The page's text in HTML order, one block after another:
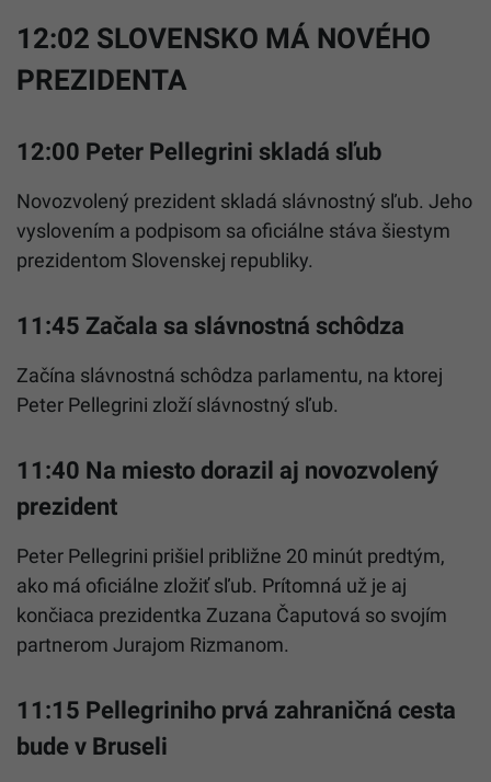
12:02 SLOVENSKO MÁ NOVÉHO
PREZIDENTA
12:00 Peter Pellegrini skladá sľub
Novozvolený prezident skladá slávnostný sľub. Jeho
vyslovením a podpisom sa oficiálne stáva šiestym
prezidentom Slovenskej republiky.
11:45 Začala sa slávnostná schôdza
Začína slávnostná schôdza parlamentu, na ktorej
Peter Pellegrini zloží slávnostný sľub.
11:40 Na miesto dorazil aj novozvolený
prezident
Peter Pellegrini prišiel približne 20 minút predtým,
ako má oficiálne zložiť sľub. Prítomná už je aj
končiaca prezidentka Zuzana Čaputová so svojím
partnerom Jurajom Rizmanom.
11:15 Pellegriniho prvá zahraničná cesta
bude v Bruseli